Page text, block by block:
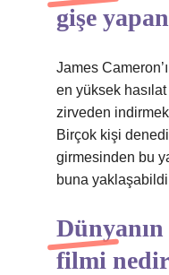
gişe
James
en yüksek
zirveden
Birçok kişi
girmesinden bu
buna
filmi